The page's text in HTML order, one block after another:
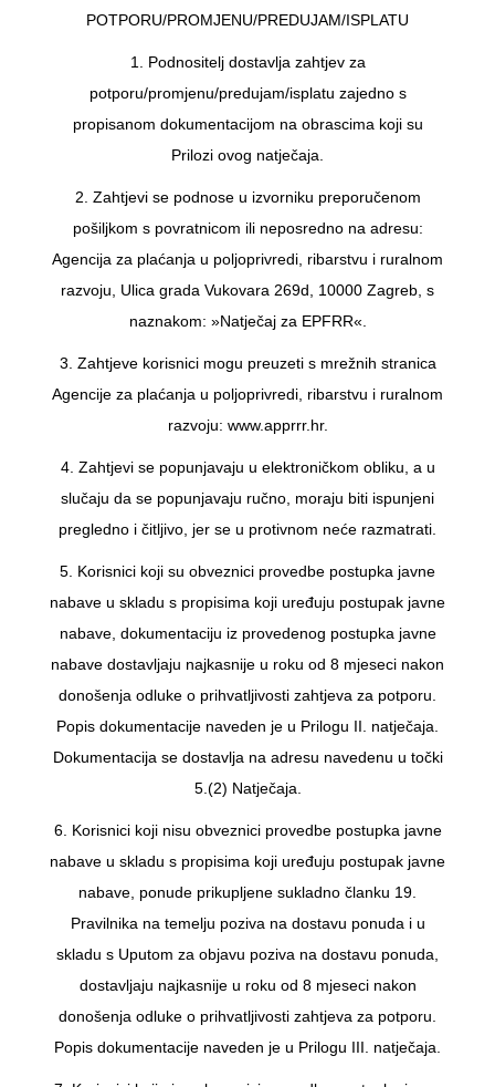
POTPORU/PROMJENU/PREDUJAM/ISPLATU
1. Podnositelj dostavlja zahtjev za
potporu/promjenu/predujam/isplatu zajedno s
propisanom dokumentacijom na obrascima koji su
Prilozi ovog natječaja.
2. Zahtjevi se podnose u izvorniku preporučenom
pošiljkom s povratnicom ili neposredno na adresu:
Agencija za plaćanja u poljoprivredi, ribarstvu i ruralnom
razvoju, Ulica grada Vukovara 269d, 10000 Zagreb, s
naznakom: »Natječaj za EPFRR«.
3. Zahtjeve korisnici mogu preuzeti s mrežnih stranica
Agencije za plaćanja u poljoprivredi, ribarstvu i ruralnom
razvoju: www.apprrr.hr.
4. Zahtjevi se popunjavaju u elektroničkom obliku, a u
slučaju da se popunjavaju ručno, moraju biti ispunjeni
pregledno i čitljivo, jer se u protivnom neće razmatrati.
5. Korisnici koji su obveznici provedbe postupka javne
nabave u skladu s propisima koji uređuju postupak javne
nabave, dokumentaciju iz provedenog postupka javne
nabave dostavljaju najkasnije u roku od 8 mjeseci nakon
donošenja odluke o prihvatljivosti zahtjeva za potporu.
Popis dokumentacije naveden je u Prilogu II. natječaja.
Dokumentacija se dostavlja na adresu navedenu u točki
5.(2) Natječaja.
6. Korisnici koji nisu obveznici provedbe postupka javne
nabave u skladu s propisima koji uređuju postupak javne
nabave, ponude prikupljene sukladno članku 19.
Pravilnika na temelju poziva na dostavu ponuda i u
skladu s Uputom za objavu poziva na dostavu ponuda,
dostavljaju najkasnije u roku od 8 mjeseci nakon
donošenja odluke o prihvatljivosti zahtjeva za potporu.
Popis dokumentacije naveden je u Prilogu III. natječaja.